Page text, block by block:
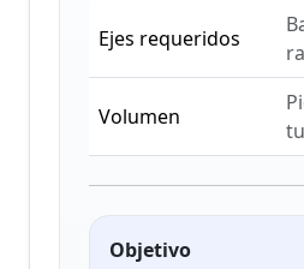
Ejes requeridos
Volumen
Objetivo